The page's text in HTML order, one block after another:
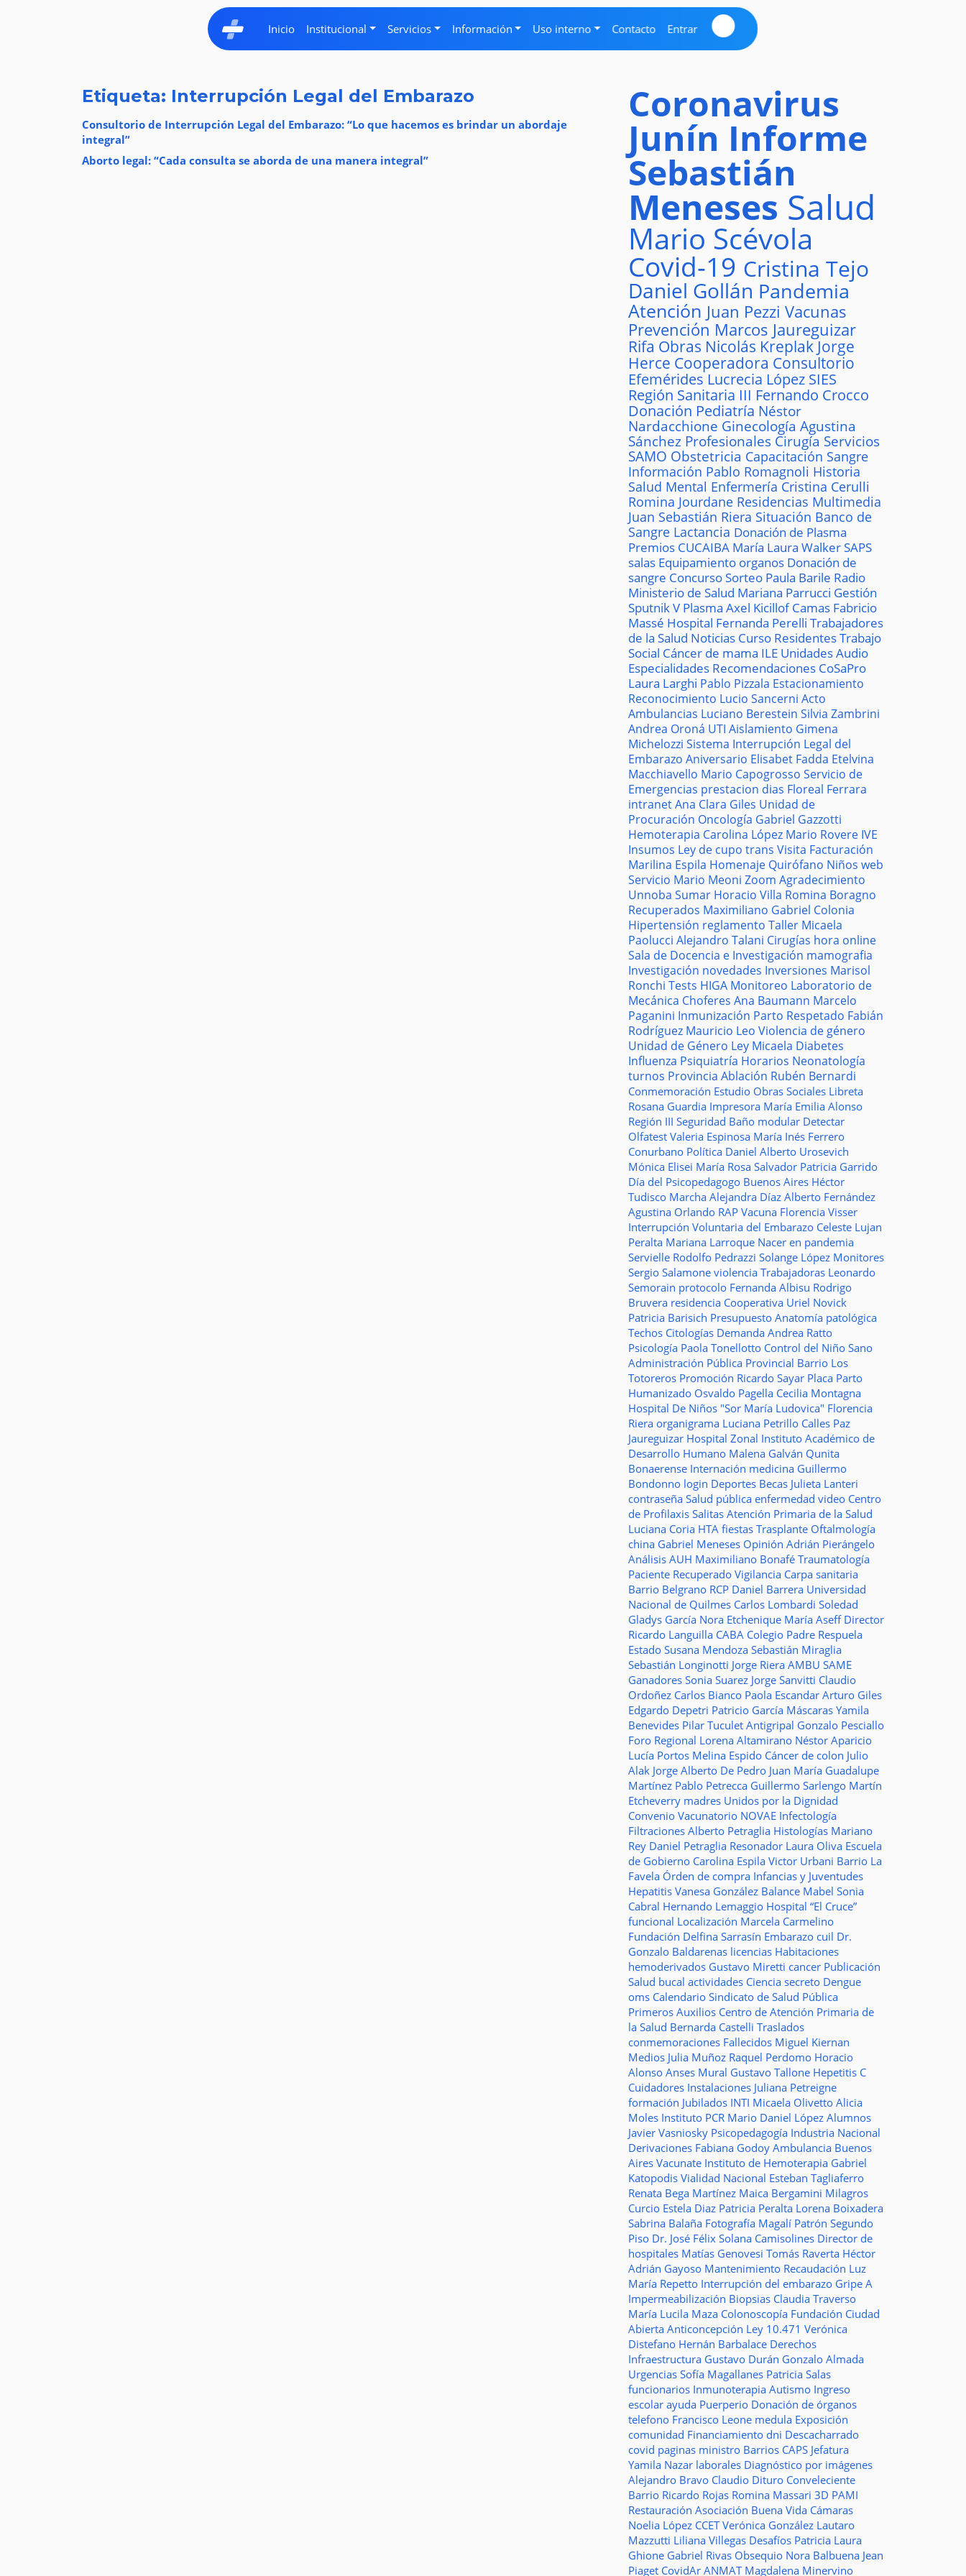
Inicio Institucional Servicios Información Uso interno Contacto Entrar
Etiqueta: Interrupción Legal del Embarazo
Consultorio de Interrupción Legal del Embarazo: “Lo que hacemos es brindar un abordaje
integral”
Aborto legal: “Cada consulta se aborda de una manera integral”
Coronavirus
Junín Informe
Sebastián
Meneses Salud
Mario Scévola
Covid-19 Cristina Tejo
Daniel Gollán Pandemia
Atención Juan Pezzi Vacunas
Prevención Marcos Jaureguizar
Rifa Obras Nicolás Kreplak Jorge
Herce Cooperadora Consultorio
Efemérides Lucrecia López SIES
Región Sanitaria III Fernando Crocco
Donación Pediatría Néstor
Nardacchione Ginecología Agustina
Sánchez Profesionales Cirugía Servicios
SAMO Obstetricia Capacitación Sangre
Información Pablo Romagnoli Historia
Salud Mental Enfermería Cristina Cerulli
Romina Jourdane Residencias Multimedia
Juan Sebastián Riera Situación Banco de
Sangre Lactancia Donación de Plasma
Premios CUCAIBA María Laura WalkerSAPS
salas Equipamiento organos Donación de
sangre ConcursoSorteo Paula Barile Radio
Ministerio de Salud Mariana Parrucci Gestión
Sputnik V Plasma Axel KicillofCamas Fabricio
Massé Hospital Fernanda Perelli Trabajadores
de la Salud Noticias Curso ResidentesTrabajo
Social Cáncer de mama ILE UnidadesAudio
Especialidades Recomendaciones CoSaPro
Laura Larghi Pablo Pizzala Estacionamiento
Reconocimiento Lucio Sancerni Acto
Ambulancias Luciano Berestein Silvia Zambrini
Andrea Oroná UTI Aislamiento Gimena
Michelozzi Sistema Interrupción Legal del
Embarazo Aniversario Elisabet Fadda Etelvina
Macchiavello Mario Capogrosso Servicio de
Emergencias prestacion dias Floreal Ferrara
intranetAna Clara Giles Unidad de
Procuración Oncología Gabriel Gazzotti
Hemoterapia Carolina López Mario Rovere IVE
Insumos Ley de cupo trans Visita Facturación
Marilina Espila Homenaje Quirófano Niños web
Servicio Mario Meoni Zoom Agradecimiento
Unnoba Sumar Horacio Villa Romina Boragno
Recuperados Maximiliano Gabriel Colonia
Hipertensión reglamento Taller Micaela
Paolucci Alejandro Talani Cirugías hora online
Sala de Docencia e Investigación mamografia
Investigación novedades Inversiones Marisol
Ronchi Tests HIGA Monitoreo Laboratorio de
Mecánica Choferes Ana Baumann Marcelo
Paganini Inmunización Parto Respetado Fabián
Rodríguez Mauricio Leo Violencia de género
Unidad de Género Ley Micaela Diabetes
Influenza Psiquiatría Horarios Neonatología
turnos Provincia Ablación Rubén Bernardi
Conmemoración Estudio Obras Sociales Libreta
Rosana Guardia Impresora María Emilia Alonso
Región III Seguridad Baño modular Detectar
Olfatest Valeria Espinosa María Inés Ferrero
Conurbano Política Daniel Alberto Urosevich
Mónica Elisei María Rosa Salvador Patricia Garrido
Día del Psicopedagogo Buenos Aires Héctor
Tudisco Marcha Alejandra Díaz Alberto Fernández
Agustina Orlando RAP Vacuna Florencia Visser
Interrupción Voluntaria del Embarazo Celeste Lujan
Peralta Mariana Larroque Nacer en pandemia
Servielle Rodolfo Pedrazzi Solange López Monitores
Sergio Salamone violencia Trabajadoras Leonardo
Semorain protocolo Fernanda Albisu Rodrigo
Bruvera residencia Cooperativa Uriel Novick
Patricia Barisich Presupuesto Anatomía patológica
Techos Citologías Demanda Andrea Ratto
Psicología Paola Tonellotto Control del Niño Sano
Administración Pública Provincial Barrio Los
Totoreros Promoción Ricardo Sayar Placa Parto
Humanizado Osvaldo Pagella Cecilia Montagna
Hospital De Niños "Sor María Ludovica" Florencia
Riera organigrama Luciana Petrillo Calles Paz
Jaureguizar Hospital Zonal Instituto Académico de
Desarrollo Humano Malena Galván Qunita
Bonaerense Internación medicina Guillermo
Bondonno login Deportes Becas Julieta Lanteri
contraseña Salud pública enfermedad video Centro
de Profilaxis Salitas Atención Primaria de la Salud
Luciana Coria HTA fiestas Trasplante Oftalmología
china Gabriel Meneses Opinión Adrián Pierángelo
Análisis AUH Maximiliano Bonafé Traumatología
Paciente Recuperado Vigilancia Carpa sanitaria
Barrio Belgrano RCP Daniel Barrera Universidad
Nacional de Quilmes Carlos Lombardi Soledad
Gladys García Nora Etchenique María Aseff Director
Ricardo Languilla CABA Colegio Padre Respuela
Estado Susana Mendoza Sebastián Miraglia
Sebastián Longinotti Jorge Riera AMBU SAME
Ganadores Sonia Suarez Jorge Sanvitti Claudio
Ordoñez Carlos Bianco Paola Escandar Arturo Giles
Edgardo Depetri Patricio García Máscaras Yamila
Benevides Pilar Tuculet Antigripal Gonzalo Pesciallo
Foro Regional Lorena Altamirano Néstor Aparicio
Lucía Portos Melina Espido Cáncer de colon Julio
Alak Jorge Alberto De Pedro Juan María Guadalupe
Martínez Pablo Petrecca Guillermo Sarlengo Martín
Etcheverry madres Unidos por la Dignidad
Convenio Vacunatorio NOVAE Infectología
Filtraciones Alberto Petraglia Histologías Mariano
Rey Daniel Petraglia Resonador Laura Oliva Escuela
de Gobierno Carolina Espila Victor Urbani Barrio La
Favela Órden de compra Infancias y Juventudes
Hepatitis Vanesa González Balance Mabel Sonia
Cabral Hernando Lemaggio Hospital “El Cruce”
funcional Localización Marcela Carmelino
Fundación Delfina Sarrasín Embarazo cuil Dr.
Gonzalo Baldarenas licencias Habitaciones
hemoderivados Gustavo Miretti cancer Publicación
Salud bucal actividades Ciencia secreto Dengue
oms Calendario Sindicato de Salud Pública
Primeros Auxilios Centro de Atención Primaria de
la Salud Bernarda Castelli Traslados
conmemoraciones Fallecidos Miguel Kiernan
Medios Julia Muñoz Raquel Perdomo Horacio
Alonso Anses Mural Gustavo Tallone Hepetitis C
Cuidadores Instalaciones Juliana Petreigne
formación Jubilados INTI Micaela Olivetto Alicia
Moles Instituto PCR Mario Daniel López Alumnos
Javier Vasniosky Psicopedagogía Industria Nacional
Derivaciones Fabiana Godoy Ambulancia Buenos
Aires Vacunate Instituto de Hemoterapia Gabriel
Katopodis Vialidad Nacional Esteban Tagliaferro
Renata Bega Martínez Maica Bergamini Milagros
Curcio Estela Diaz Patricia Peralta Lorena Boixadera
Sabrina Balaña Fotografía Magalí Patrón Segundo
Piso Dr. José Félix Solana Camisolines Director de
hospitales Matías Genovesi Tomás Raverta Héctor
Adrián Gayoso Mantenimiento Recaudación Luz
María Repetto Interrupción del embarazo Gripe A
Impermeabilización Biopsias Claudia Traverso
María Lucila Maza Colonoscopía Fundación Ciudad
Abierta Anticoncepción Ley 10.471 Verónica
Distefano Hernán Barbalace Derechos
Infraestructura Gustavo Durán Gonzalo Almada
Urgencias Sofía Magallanes Patricia Salas
funcionarios Inmunoterapia Autismo Ingreso
escolar ayuda Puerperio Donación de órganos
telefono Francisco Leone medula Exposición
comunidad Financiamiento dni Descacharrado
covid paginas ministro Barrios CAPS Jefatura
Yamila Nazar laborales Diagnóstico por imágenes
Alejandro Bravo Claudio Dituro Conveleciente
Barrio Ricardo Rojas Romina Massari 3D PAMI
Restauración Asociación Buena Vida Cámaras
Noelia López CCETVerónica González Lautaro
Mazzutti Liliana Villegas Desafíos Patricia Laura
Ghione Gabriel Rivas Obsequio Nora Balbuena Jean
Piaget CovidAr ANMAT Magdalena Minervino